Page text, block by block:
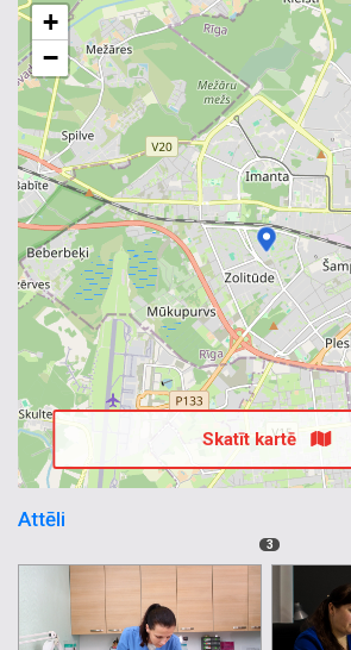
+
−
Skatīt kartē
Attēli
3